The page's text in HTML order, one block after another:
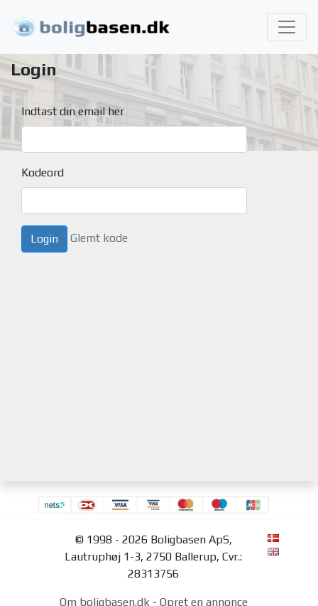
Login
Indtast din email her
Kodeord
Glemt kode
© 1998 - 2026 Boligbasen ApS,
Lautruphøj 1-3, 2750 Ballerup, Cvr.:
28313756
Om boligbasen.dk - Opret en annonce